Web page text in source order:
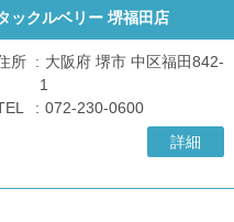
ックルベリー 堺福田店
所
大阪府 堺市 中区福田842-
1
072-230-0600
詳細